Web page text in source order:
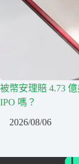
被幣安理賠 4.73
IPO 嗎？
2026/08/06